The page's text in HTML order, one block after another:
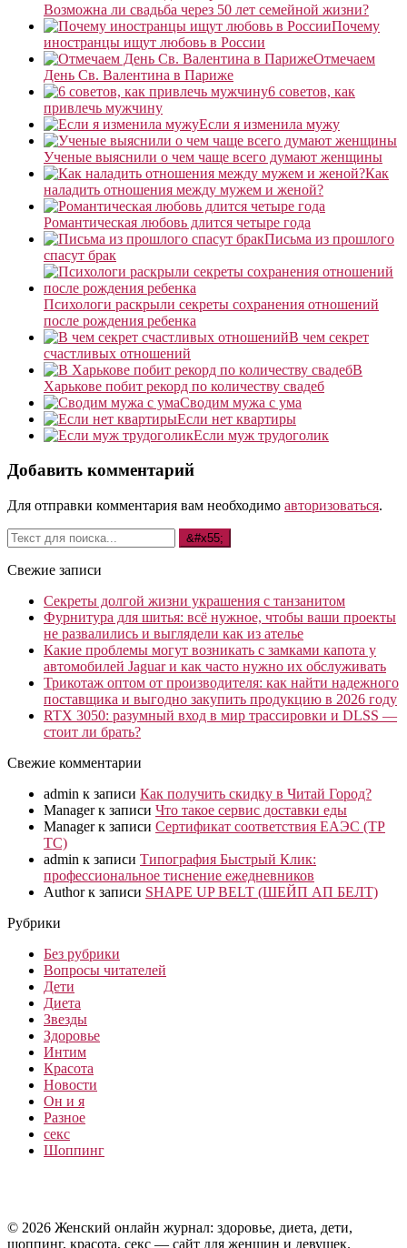
Возможна ли свадьба через 50 лет семейной жизни?
Почему
иностранцы ищут любовь в России
Отмечаем
День Св. Валентина в Париже
6 советов, как
привлечь мужчину
Если я изменила мужу
Ученые выяснили о чем чаще всего думают женщины
Как
наладить отношения между мужем и женой?
Романтическая любовь длится четыре года
Письма из прошлого
спасут брак
Психологи раскрыли секреты сохранения отношений
после рождения ребенка
В чем секрет
счастливых отношений
В
Харькове побит рекорд по количеству свадеб
Сводим мужа с ума
Если нет квартиры
Если муж трудоголик
Добавить комментарий
Для отправки комментария вам необходимо авторизоваться.
Свежие записи
Секреты долгой жизни украшения с танзанитом
Фурнитура для шитья: всё нужное, чтобы ваши проекты
не развалились и выглядели как из ателье
Какие проблемы могут возникать с замками капота у
автомобилей Jaguar и как часто нужно их обслуживать
Трикотаж оптом от производителя: как найти надежного
поставщика и выгодно закупить продукцию в 2026 году
RTX 3050: разумный вход в мир трассировки и DLSS —
стоит ли брать?
Свежие комментарии
admin к записи Как получить скидку в Читай Город?
Managerк записи Что такое сервис доставки еды
Managerк записи Сертификат соответствия ЕАЭС (ТР
ТС)
admin к записи Типография Быстрый Клик:
профессиональное тиснение ежедневников
Authorк записи SHAPE UP BELT (ШЕЙП АП БЕЛТ)
Рубрики
Без рубрики
Вопросы читателей
Дети
Диета
Звезды
Здоровье
Интим
Красота
Новости
Он и я
Разное
секс
Шоппинг
© 2026 Женский онлайн журнал: здоровье, диета, дети,
шоппинг, красота, секс — сайт для женщин и девушек.